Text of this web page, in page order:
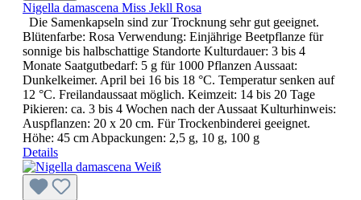
Nigella damascena Miss Jekll Rosa
Die Samenkapseln sind zur Trocknung sehr gut geeignet.
Blütenfarbe: Rosa Verwendung: Einjährige Beetpflanze für
sonnige bis halbschattige Standorte Kulturdauer: 3 bis 4
Monate Saatgutbedarf: 5 g für 1000 Pflanzen Aussaat:
Dunkelkeimer. April bei 16 bis 18 °C. Temperatur senken auf
12 °C. Freilandaussaat möglich. Keimzeit: 14 bis 20 Tage
Pikieren: ca. 3 bis 4 Wochen nach der Aussaat Kulturhinweis:
Auspflanzen: 20 x 20 cm. Für Trockenbinderei geeignet.
Höhe: 45 cm Abpackungen: 2,5 g, 10 g, 100 g
Details